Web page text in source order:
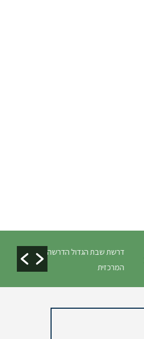
דרשת שבת הגדול הדרשה
המרכזית